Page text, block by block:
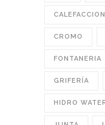
CALEFACCION
CROMO
FONTANERIA
GRIFERÍA
HIDRO